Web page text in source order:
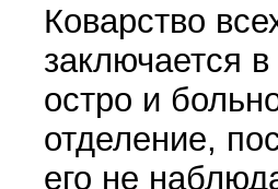
Коварство
заключается
остро и
отделение,
его не